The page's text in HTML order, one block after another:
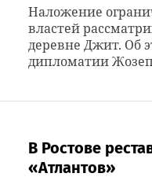
Наложение
властей
деревне Джит. Об
дипломатии
В Ростове
«Атлантов»